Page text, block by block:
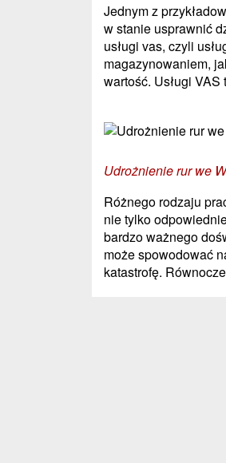
Jednym z
w stanie usprawnić
usługi vas, czyli
magazynowaniem,
wartość. Usługi
Udrożnienie rur we
Różnego rodzaju
nie tylko
bardzo ważnego
może spowodować
katastrofę.